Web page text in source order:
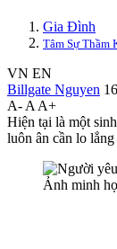
Gia Đình
Tâm Sự Thầm
VN EN
Billgate Nguyen
A- A A+
Hiện tại là một
luôn ân cần lo
Ảnh minh